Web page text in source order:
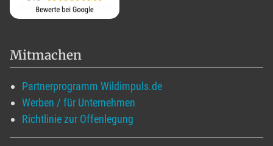
Mitmachen
Partnerprogramm Wildimpuls.de
Werben / für Unternehmen
Richtlinie zur Offenlegung